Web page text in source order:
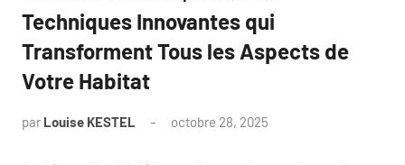
Techniques Innovantes qui
Transforment Tous les Aspects de
Votre Habitat
par Louise KESTEL octobre 28, 2025